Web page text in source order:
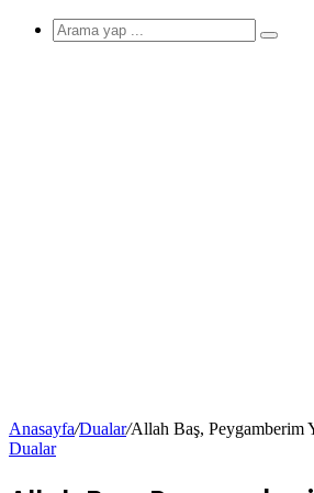
görünümü
Arama
Anasayfa/Dualar/Allah Baş, Peygamberim
Dualar